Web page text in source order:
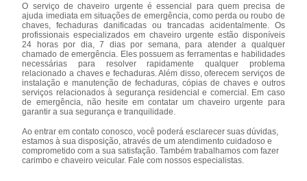
O serviço de chaveiro urgente é essencial para quem precisa de
ajuda imediata em situações de emergência, como perda ou roubo de
chaves, fechaduras danificadas ou trancadas acidentalmente. Os
profissionais especializados em chaveiro urgente estão disponíveis
24 horas por dia, 7 dias por semana, para atender a qualquer
chamado de emergência. Eles possuem as ferramentas e habilidades
necessárias para resolver rapidamente qualquer problema
relacionado a chaves e fechaduras. Além disso, oferecem serviços de
instalação e manutenção de fechaduras, cópias de chaves e outros
serviços relacionados à segurança residencial e comercial. Em caso
de emergência, não hesite em contatar um chaveiro urgente para
garantir a sua segurança e tranquilidade.
Ao entrar em contato conosco, você poderá esclarecer suas dúvidas,
estamos à sua disposição, através de um atendimento cuidadoso e
comprometido com a sua satisfação. Também trabalhamos com fazer
carimbo e chaveiro veicular. Fale com nossos especialistas.